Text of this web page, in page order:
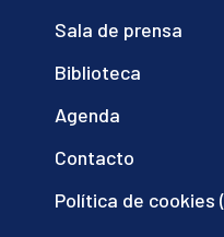
Sala de prensa
Biblioteca
Agenda
Contacto
Política de cookies